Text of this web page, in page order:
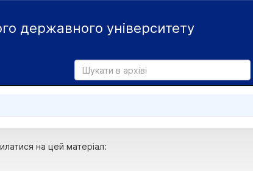
державного університету
на цей матеріал: